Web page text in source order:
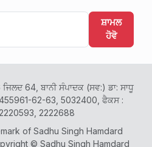
ਸ਼ਾਮਲ
ਹੋਵੋ
64, ਬਾਨੀ ਸੰਪਾਦਕ (ਸਵ:) ਡਾ: ਸਾਧੂ
62-63, 5032400, ਫੈਕਸ :
2222688
of Sadhu Singh Hamdard
© Sadhu Singh Hamdard